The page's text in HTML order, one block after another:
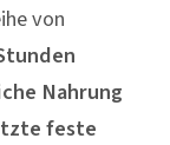
von
Nahrung
feste